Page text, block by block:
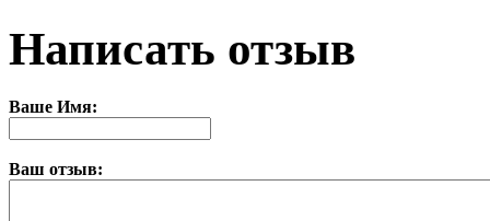
Написать отзыв
Ваше Имя:
Ваш отзыв: